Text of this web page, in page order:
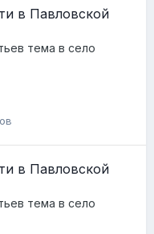
в Павловской
тема в село
в Павловской
тема в село